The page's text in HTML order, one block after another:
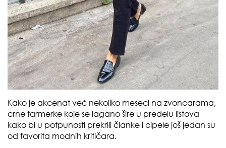
Kako je akcenat već nekoliko meseci na zvoncarama,
crne farmerke koje se lagano šire u predelu listova
kako bi u potpunosti prekrili članke i cipele još jedan su
od favorita modnih kritičara.